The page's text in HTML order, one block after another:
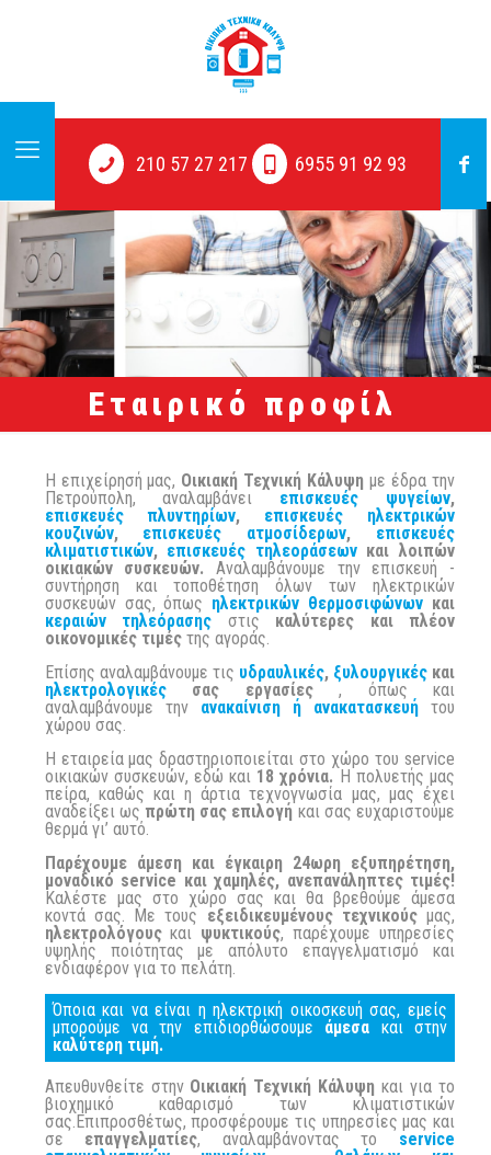
210 57 27 217 6955 91 92 93
Εταιρικό προφίλ
Η επιχείρησή μας, Οικιακή Τεχνική Κάλυψη με έδρα την
Πετρούπολη, αναλαμβάνει επισκευές ψυγείων,
επισκευές πλυντηρίων, επισκευές ηλεκτρικών
κουζινών, επισκευές ατμοσίδερων, επισκευές
κλιματιστικών, επισκευές τηλεοράσεωνκαι λοιπών
οικιακών συσκευών. Αναλαμβάνουμε την επισκευή -
συντήρηση και τοποθέτηση όλων των ηλεκτρικών
συσκευών σας, όπως ηλεκτρικών θερμοσιφώνων και
κεραιών τηλεόρασης
στις καλύτερες και πλέον
οικονομικές τιμέςτης αγοράς.
Επίσης αναλαμβάνουμε τις υδραυλικές, ξυλουργικέςκαι
ηλεκτρολογικέςσας εργασίες, όπως και
αναλαμβάνουμε την ανακαίνιση ή ανακατασκευή του
χώρου σας.
Η εταιρεία μας δραστηριοποιείται στο χώρο του service
οικιακών συσκευών, εδώ και 18 χρόνια. Η πολυετής μας
πείρα, καθώς και η άρτια τεχνογνωσία μας, μας έχει
αναδείξει ως πρώτη σας επιλογή και σας ευχαριστούμε
θερμά γι’ αυτό.
Παρέχουμε άμεση και έγκαιρη 24ωρη εξυπηρέτηση,
μοναδικό service και χαμηλές, ανεπανάληπτες τιμές!
Καλέστε μας στο χώρο σας και θα βρεθούμε άμεσα
κοντά σας. Με τους εξειδικευμένους τεχνικούςμας,
ηλεκτρολόγουςκαι ψυκτικούς, παρέχουμε υπηρεσίες
υψηλής ποιότητας με απόλυτο επαγγελματισμό και
ενδιαφέρον για το πελάτη.
Όποια και να είναι η ηλεκτρική οικοσκευή σας, εμείς
μπορούμε να την επιδιορθώσουμε άμεσα και στην
καλύτερη τιμή.
Απευθυνθείτε στην Οικιακή Τεχνική Κάλυψη και για το
βιοχημικό καθαρισμό των κλιματιστικών
σας.Επιπροσθέτως, προσφέρουμε τις υπηρεσίες μας και
σε επαγγελματίες, αναλαμβάνοντας το service